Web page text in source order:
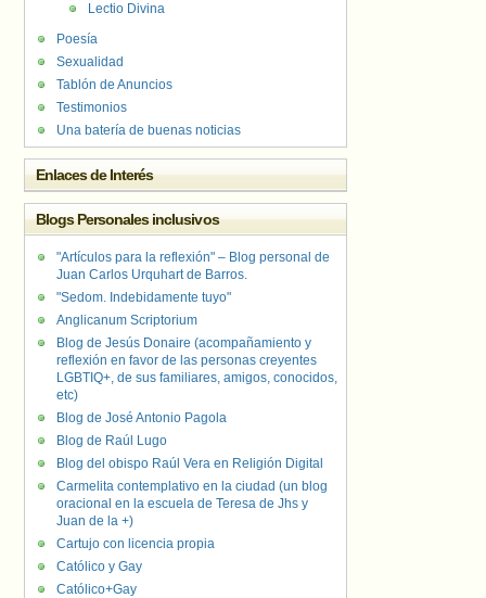
Lectio Divina
Poesía
Sexualidad
Tablón de Anuncios
Testimonios
Una batería de buenas noticias
Enlaces de Interés
Blogs Personales inclusivos
"Artículos para la reflexión" – Blog personal de
Juan Carlos Urquhart de Barros.
"Sedom. Indebidamente tuyo"
Anglicanum Scriptorium
Blog de Jesús Donaire (acompañamiento y
reflexión en favor de las personas creyentes
LGBTIQ+, de sus familiares, amigos, conocidos,
etc)
Blog de José Antonio Pagola
Blog de Raúl Lugo
Blog del obispo Raúl Vera en Religión Digital
Carmelita contemplativo en la ciudad (un blog
oracional en la escuela de Teresa de Jhs y
Juan de la +)
Cartujo con licencia propia
Católico y Gay
Católico+Gay